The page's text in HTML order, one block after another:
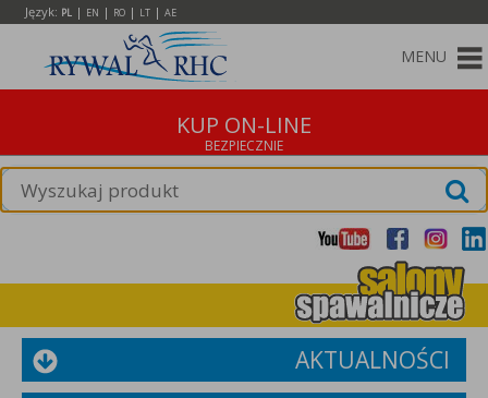
Język: PL | EN | RO | LT | AE
MENU
KUP ON-LINE
AKTUALNOŚCI